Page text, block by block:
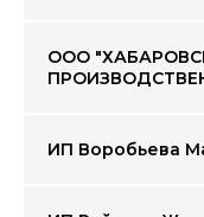
ООО
ИП Воробьева